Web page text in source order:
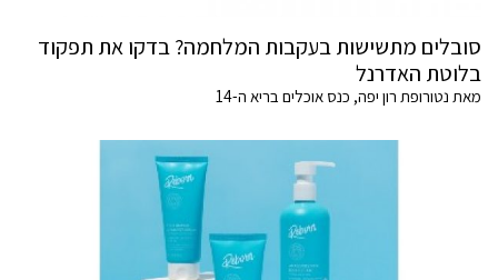
סובלים מתשישות בעקבות המלחמה? בדקו את תפקוד
בלוטת האדרנל
מאת נטורופת רון יפה, כנס אוכלים בריא ה-14